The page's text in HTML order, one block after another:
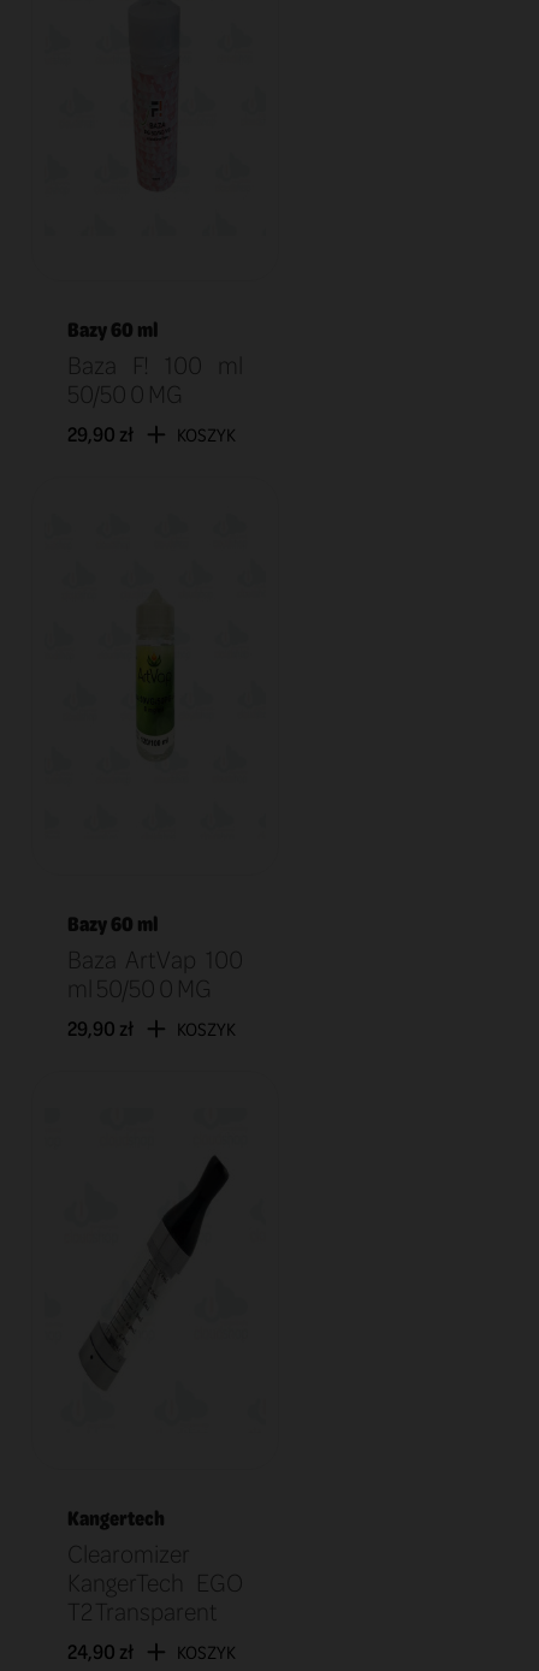
Bazy 60 ml
Baza F! 100 ml
50/50 0 MG
29,90 zł KOSZYK
Bazy 60 ml
Baza ArtVap 100
ml 50/50 0 MG
29,90 zł KOSZYK
Kangertech
Clearomizer
KangerTech EGO
T2 Transparent
24,90 zł KOSZYK